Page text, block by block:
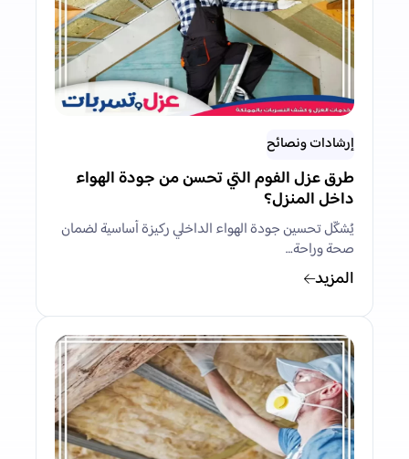
إرشادات ونصائح
طرق عزل الفوم التي تحسن من جودة الهواء
داخل المنزل؟
يُشكّل تحسين جودة الهواء الداخلي ركيزة أساسية لضمان
صحة وراحة…
المزيد